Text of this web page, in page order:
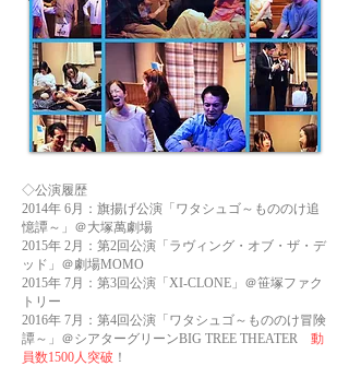
◇公演履歴
2014年 6月：旗揚げ公演「ワタシュゴ～もののけ追
憶譚～」＠大塚萬劇場
2015年 2月：第2回公演「ラヴィング・オブ・ザ・デ
ッド」＠劇場MOMO
2015年 7月：第3回公演「XI-CLONE」＠笹塚ファク
トリー
2016年 7月：第4回公演「ワタシュゴ～もののけ冒険
譚～」＠シアターグリーンBIG TREE THEATER 動
員数1500人突破 ！